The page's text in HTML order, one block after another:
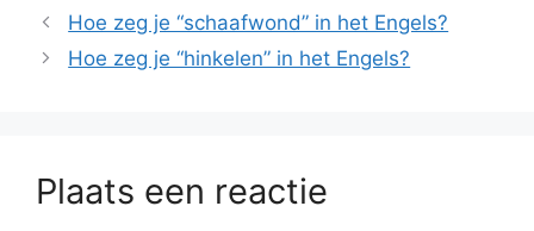
Hoe zeg je “schaafwond” in het Engels?
Hoe zeg je “hinkelen” in het Engels?
Plaats een reactie